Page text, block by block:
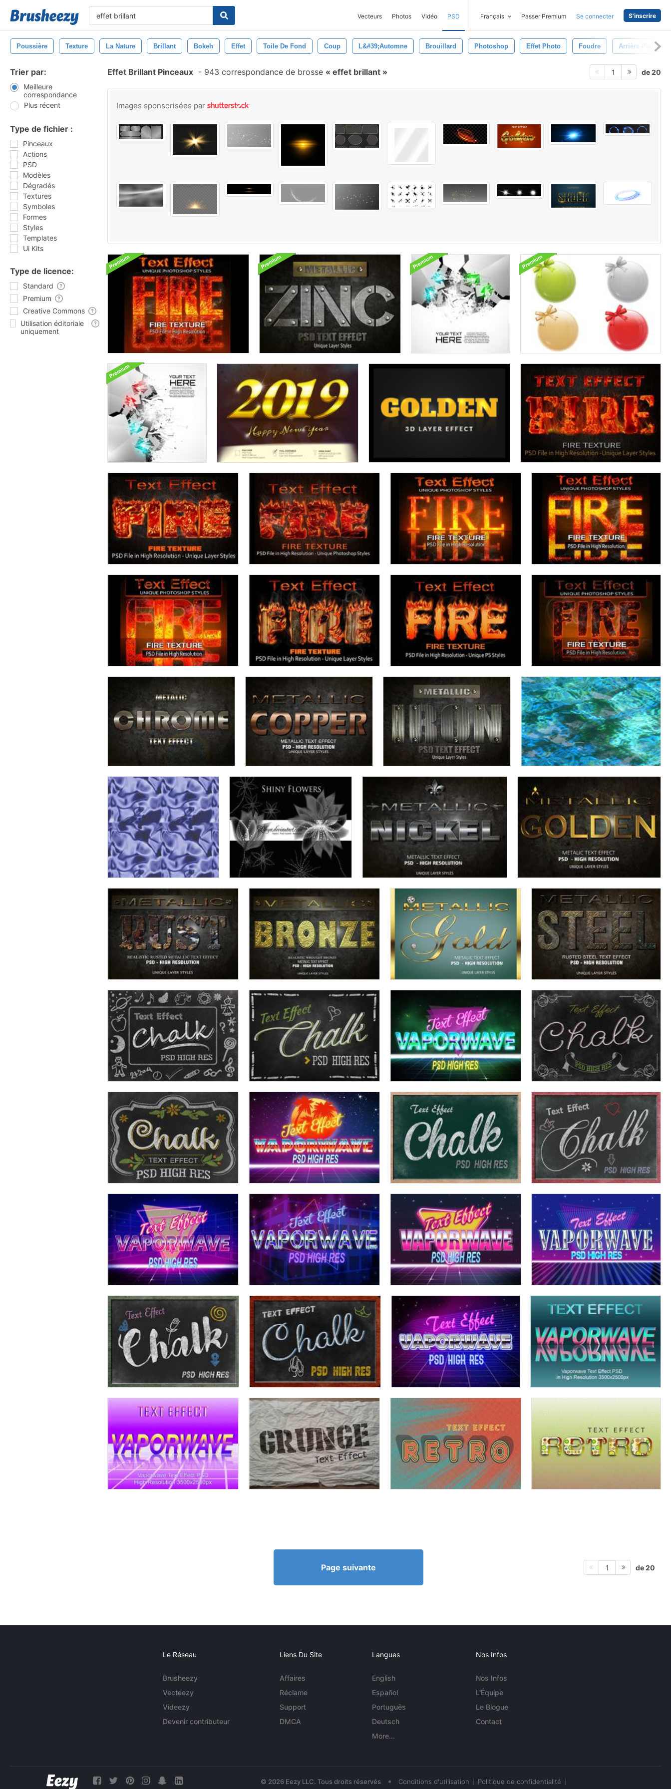
Vecteurs Photos Vidéo PSD Français Passer Premium Se connecter S'inscrire
Poussière Texture La Nature Brillant Bokeh Effet Toile De Fond Coup L&#39;automne Brouillard Photoshop Effet Photo Foudre Arrière-Plans
Trier par:
Meilleure
correspondance
Plus récent
Type de fichier :
Pinceaux
Actions
PSD
Modèles
Dégradés
Textures
Symboles
Formes
Styles
Templates
Ui Kits
Type de licence:
Standard
Premium
Creative Commons
Utilisation éditoriale
uniquement
Effet Brillant Pinceaux - 943 correspondance de brosse effet brillant 1 de 20
Images sponsorisées par
Page suivante 1 de 20
Le Réseau
Brusheezy
Vecteezy
Videezy
Devenir contributeur
Liens Du Site
Affaires
Réclame
Support
DMCA
Langues
English
Español
Português
Deutsch
More...
Nos Infos
Nos Infos
L'Équipe
Le Blogue
Contact
© 2026 Eezy LLC. Tous droits réservés • Conditions d'utilisation Politique de confidentialité